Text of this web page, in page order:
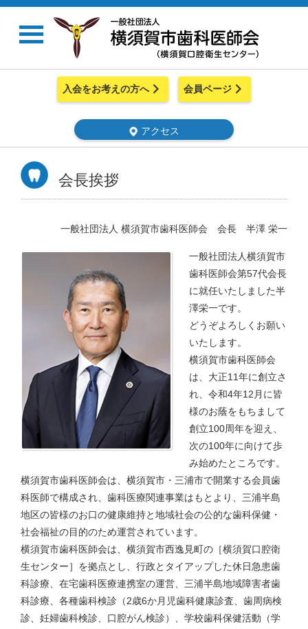
入会をお考えの方へ 会員ページ
アクセス
会長挨拶
一般社団法人 横須賀市歯科医師会 会長 半澤 栄一
一般社団法人横須賀市
歯科医師会第57代会長
に就任いたしました半
澤栄一です。
どうぞよろしくお願い
いたします。
横須賀市歯科医師会
は、大正11年に創立さ
れ、令和4年12月に皆
様のお蔭をもちまして
創立100周年を迎え、
次の100年に向けて歩
み始めたところです。
横須賀市歯科医師会は、横須賀市・三浦市で開業する会員歯
科医師で構成され、歯科医療関連事業はもとより、三浦半島
地区の皆様のお口の健康維持と地域社会の公的な歯科保健・
社会福祉の目的のため運営されています。
横須賀市歯科医師会は、横須賀市西逸見町の［横須賀口腔衛
生センター］を拠点とし、行政とタイアップした休日急患歯
科診療、在宅歯科医療連携室の運営、三浦半島地域障害者歯
科診療、各種歯科検診（2歳6か月児歯科健康診査、歯周病検
診、妊婦歯科検診、口腔がん検診）、学校歯科保健活動（学